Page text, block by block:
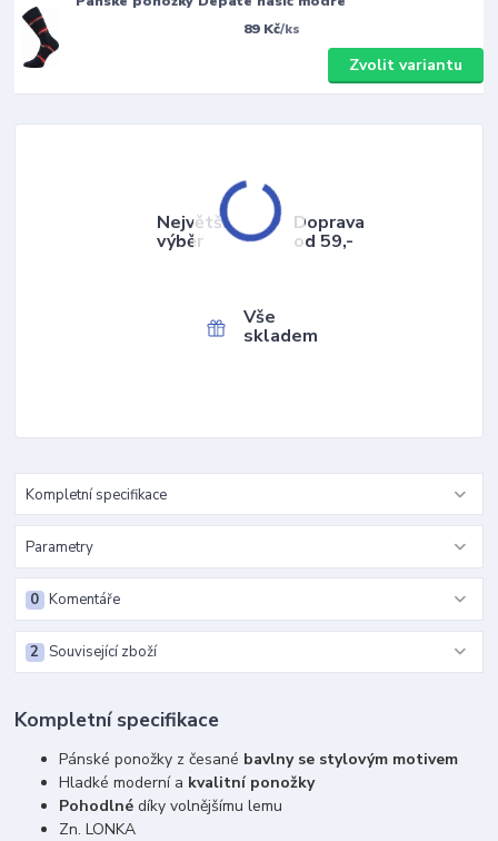
89 Kč/ks
Zvolit variantu
Největší
výběr
Doprava
od 59,-
Vše
skladem
Kompletní specifikace
Parametry
Komentáře
0
Související zboží
2
Kompletní specifikace
Pánské ponožky z česané bavlny se stylovým motivem
Hladké moderní a kvalitní ponožky
Pohodlné díky volnějšímu lemu
Zn. LONKA